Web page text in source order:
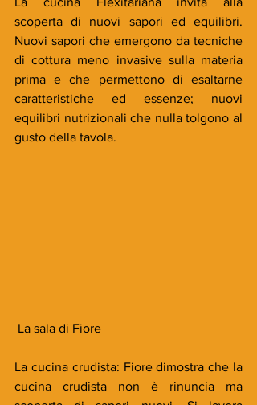
scoperta di nuovi sapori ed equilibri.
Nuovi sapori che emergono da tecniche
di cottura meno invasive sulla materia
prima e che permettono di esaltarne
caratteristiche ed essenze; nuovi
equilibri nutrizionali che nulla tolgono al
gusto della tavola.
La sala di Fiore
La cucina crudista: Fiore dimostra che la
cucina crudista non è rinuncia ma